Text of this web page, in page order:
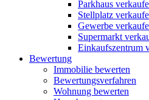
Parkhaus
Stellplatz
Gewerbe
Supermarkt
Einkaufszentrum
Bewertung
Immobilie bewerten
Bewertungsverfahren
Wohnung bewerten